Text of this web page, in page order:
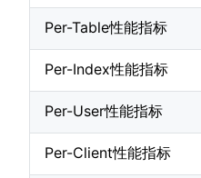
Per-Table性能指标
Per-Index性能指标
Per-User性能指标
Per-Client性能指标